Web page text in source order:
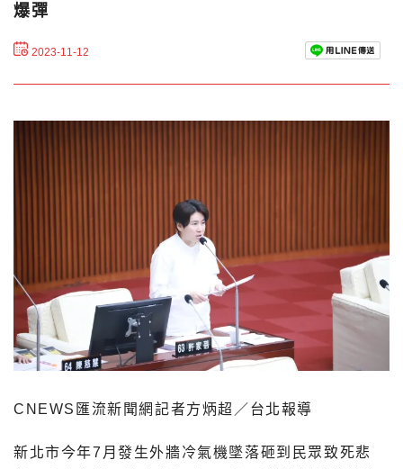
爆彈
2023-11-12
CNEWS匯流新聞網記者方炳超／台北報導
新北市今年7月發生外牆冷氣機墜落砸到民眾致死悲